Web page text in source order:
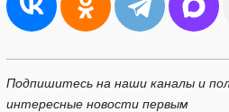
Подпишитесь на наши каналы и
интересные новости первым